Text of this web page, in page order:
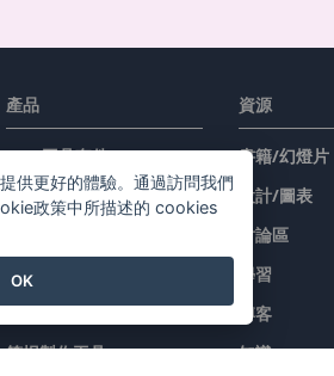
產品
PDF 工具套件
翻頁書本
設計工具
简报製作工具
資源
書籍/幻燈片
設計/圖表
討論區
學習
博客
知識
供更好的體驗。通過訪問我們
政策中所描述的 cookies
OK